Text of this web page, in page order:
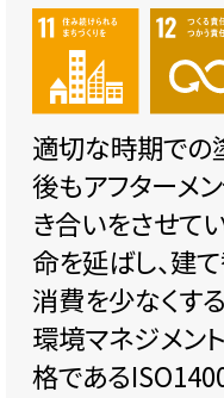
適切な時期での
後もアフターメ
き合いをさせて
命を延ばし、建
消費を少なくする
環境マネジメン
格である